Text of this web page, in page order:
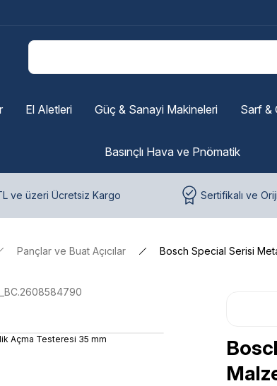
El Aletleri Güç & Sanayi Makineleri Sarf &
Basınçlı Hava ve Pnömatik
ve üzeri Ücretsiz Kargo Sertifikalı ve
Pançlar ve Buat Açıcılar Bosch Special Serisi